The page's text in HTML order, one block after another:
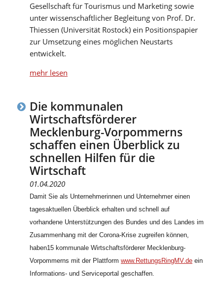
Gesellschaft für Tourismus und Marketing sowie
unter wissenschaftlicher Begleitung von Prof. Dr.
Thiessen (Universität Rostock) ein Positionspapier
zur Umsetzung eines möglichen Neustarts
entwickelt.
mehr lesen
Die kommunalen
Wirtschaftsförderer
Mecklenburg-Vorpommerns
schaffen einen Überblick zu
schnellen Hilfen für die
Wirtschaft
01.04.2020
Damit Sie als Unternehmerinnen und Unternehmer einen
tagesaktuellen Überblick erhalten und schnell auf
vorhandene Unterstützungen des Bundes und des Landes im
Zusammenhang mit der Corona-Krise zugreifen können,
haben15 kommunale Wirtschaftsförderer Mecklenburg-
Vorpommerns mit der Plattform www.RettungsRingMV.de ein
Informations- und Serviceportal geschaffen.